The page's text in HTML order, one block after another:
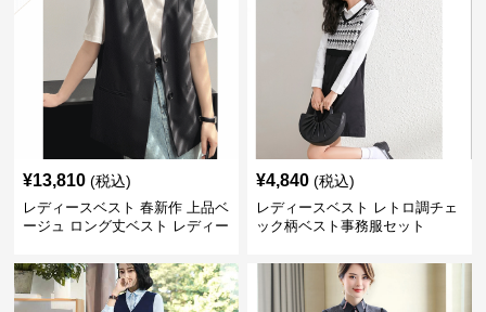
¥13,810 (税込)
レディースベスト 春新作 上品ベ
ージュ ロング丈ベスト レディー
¥4,840 (税込)
レディースベスト レトロ調チェ
ック柄ベスト事務服セット